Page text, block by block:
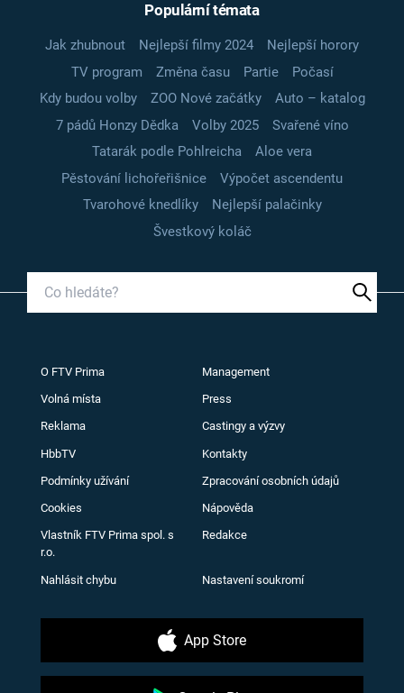
Populární témata
Jak zhubnout Nejlepší filmy 2024
Nejlepší horory
TV program
Změna času Partie
Počasí
Kdy budou volby
ZOO Nové začátky
Auto – katalog
7 pádů Honzy Dědka
Volby 2025
Svařené víno
Tatarák podle Pohlreicha
Aloe vera
Pěstování lichořeřišnice
Výpočet ascendentu
Tvarohové knedlíky
Nejlepší palačinky
Švestkový koláč
O FTV Prima Management
Volná místa Press
Reklama Castingy a výzvy
HbbTV Kontakty
Podmínky užívání Zpracování osobních údajů
Cookies Nápověda
Vlastník FTV Prima spol. s
r.o.
Redakce
Nahlásit chybu Nastavení soukromí
App Store